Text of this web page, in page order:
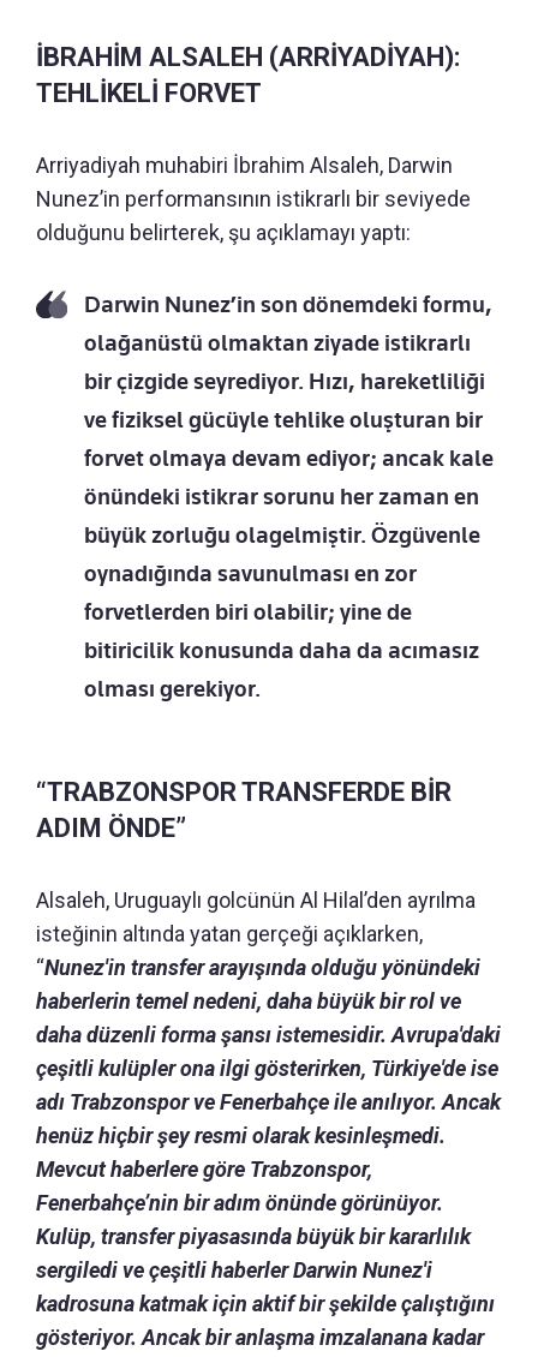
İBRAHİM ALSALEH (ARRİYADİYAH):
TEHLİKELİ FORVET
Arriyadiyah muhabiri İbrahim Alsaleh, Darwin
Nunez’in performansının istikrarlı bir seviyede
olduğunu belirterek, şu açıklamayı yaptı:
Darwin Nunez’in son dönemdeki formu,
olağanüstü olmaktan ziyade istikrarlı
bir çizgide seyrediyor. Hızı, hareketliliği
ve fiziksel gücüyle tehlike oluşturan bir
forvet olmaya devam ediyor; ancak kale
önündeki istikrar sorunu her zaman en
büyük zorluğu olagelmiştir. Özgüvenle
oynadığında savunulması en zor
forvetlerden biri olabilir; yine de
bitiricilik konusunda daha da acımasız
olması gerekiyor.
“TRABZONSPOR TRANSFERDE BİR
ADIM ÖNDE”
Alsaleh, Uruguaylı golcünün Al Hilal’den ayrılma
isteğinin altında yatan gerçeği açıklarken,
“Nunez'in transfer arayışında olduğu yönündeki
haberlerin temel nedeni, daha büyük bir rol ve
daha düzenli forma şansı istemesidir. Avrupa'daki
çeşitli kulüpler ona ilgi gösterirken, Türkiye'de ise
adı Trabzonspor ve Fenerbahçe ile anılıyor. Ancak
henüz hiçbir şey resmi olarak kesinleşmedi.
Mevcut haberlere göre Trabzonspor,
Fenerbahçe’nin bir adım önünde görünüyor.
Kulüp, transfer piyasasında büyük bir kararlılık
sergiledi ve çeşitli haberler Darwin Nunez'i
kadrosuna katmak için aktif bir şekilde çalıştığını
gösteriyor. Ancak bir anlaşma imzalanana kadar